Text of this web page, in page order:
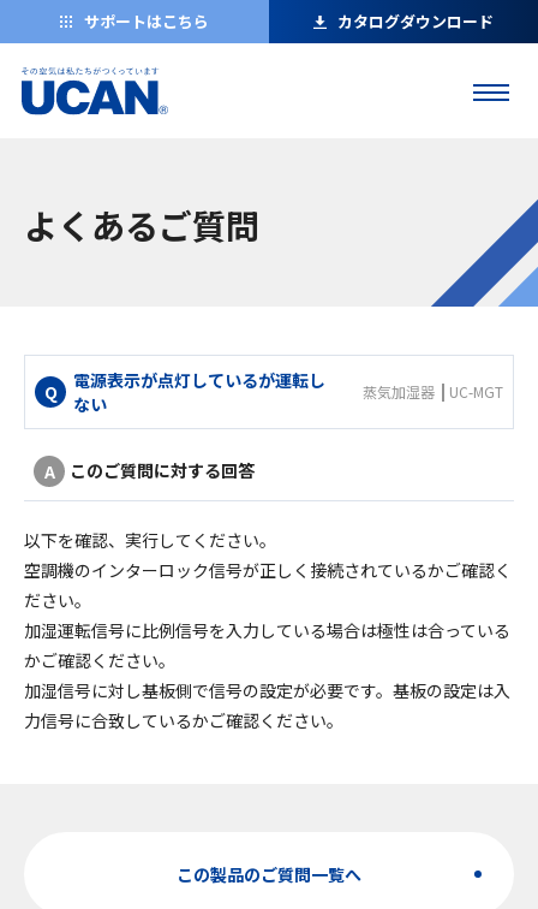
サポートはこちら カタログダウンロード
よくあるご質問
電源表示が点灯しているが運転し
ない
蒸気加湿器 UC-MGT
このご質問に対する回答
以下を確認、実行してください。
空調機のインターロック信号が正しく接続されているかご確認く
ださい。
加湿運転信号に比例信号を入力している場合は極性は合っている
かご確認ください。
加湿信号に対し基板側で信号の設定が必要です。基板の設定は入
力信号に合致しているかご確認ください。
この製品のご質問一覧へ